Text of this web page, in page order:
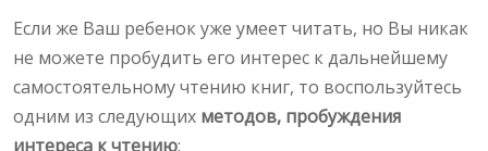
Если же Ваш ребенок уже умеет читать, но Вы никак
не можете пробудить его интерес к дальнейшему
самостоятельному чтению книг, то воспользуйтесь
одним из следующих методов, пробуждения
интереса к чтению: